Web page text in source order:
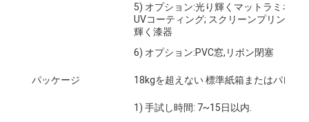
5) オプション:光り輝くマットラミネー
UVコーティング; スクリーンプリント;
輝く漆器
6) オプション:PVC窓,リボン閉塞
パッケージ 18kgを超えない 標準紙箱またはパレッ
1) 手試し時間: 7~15日以内.